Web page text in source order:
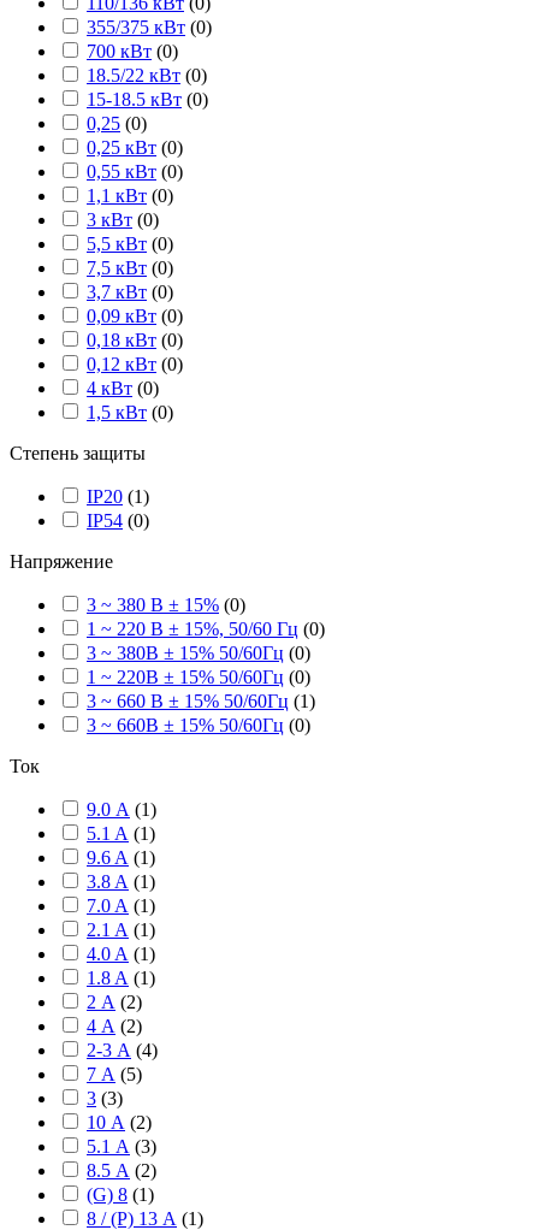
355/375 кВт (0)
700 кВт (0)
18.5/22 кВт (0)
15-18.5 кВт (0)
0,25 (0)
0,25 кВт (0)
0,55 кВт (0)
1,1 кВт (0)
3 кВт (0)
5,5 кВт (0)
7,5 кВт (0)
3,7 кВт (0)
0,09 кВт (0)
0,18 кВт (0)
0,12 кВт (0)
4 кВт (0)
1,5 кВт (0)
Степень защиты
IP20 (1)
IP54 (0)
Напряжение
3 ~ 380 В ± 15% (0)
1 ~ 220 В ± 15%, 50/60 Гц (0)
3 ~ 380В ± 15% 50/60Гц (0)
1 ~ 220В ± 15% 50/60Гц (0)
3 ~ 660 В ± 15% 50/60Гц (1)
3 ~ 660В ± 15% 50/60Гц (0)
Ток
9.0 А (1)
5.1 A (1)
9.6 A (1)
3.8 A (1)
7.0 A (1)
2.1 A (1)
4.0 A (1)
1.8 A (1)
2 А (2)
4 А (2)
2-3 А (4)
7 А (5)
3 (3)
10 А (2)
5.1 А (3)
8.5 А (2)
(G) 8 (1)
8 / (P) 13 А (1)